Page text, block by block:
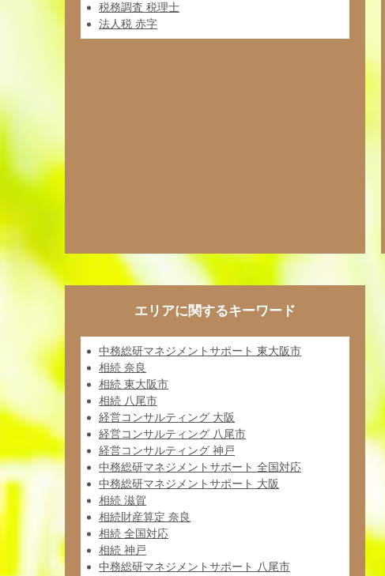
税務調査 税理士
法人税 赤字
エリアに関するキーワード
中務総研マネジメントサポート 東大阪市
相続 奈良
相続 東大阪市
相続 八尾市
経営コンサルティング 大阪
経営コンサルティング 八尾市
経営コンサルティング 神戸
中務総研マネジメントサポート 全国対応
中務総研マネジメントサポート 大阪
相続 滋賀
相続財産算定 奈良
相続 全国対応
相続 神戸
中務総研マネジメントサポート 八尾市